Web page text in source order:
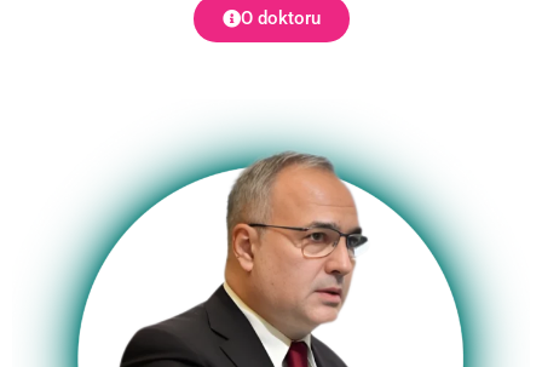
O doktoru